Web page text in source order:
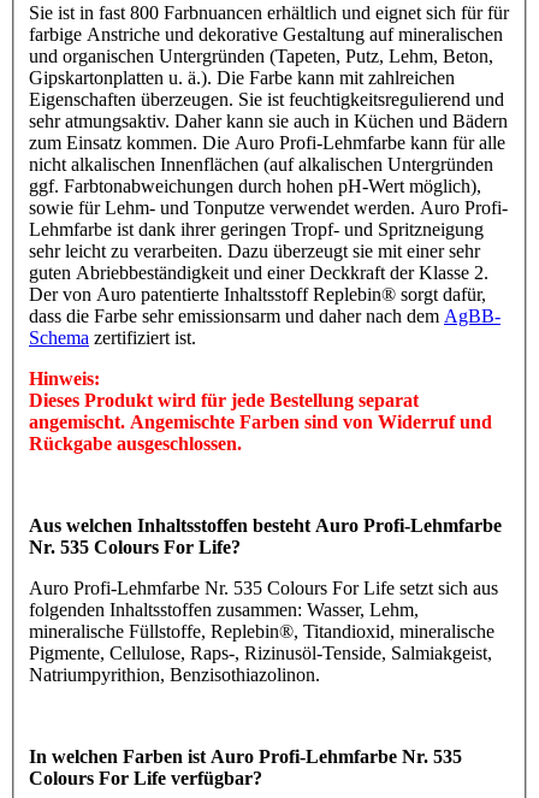
Sie ist in fast 800 Farbnuancen erhältlich und eignet sich für für
farbige Anstriche und dekorative Gestaltung auf mineralischen
und organischen Untergründen (Tapeten, Putz, Lehm, Beton,
Gipskartonplatten u. ä.). Die Farbe kann mit zahlreichen
Eigenschaften überzeugen. Sie ist feuchtigkeitsregulierend und
sehr atmungsaktiv. Daher kann sie auch in Küchen und Bädern
zum Einsatz kommen. Die Auro Profi-Lehmfarbe kann für alle
nicht alkalischen Innenflächen (auf alkalischen Untergründen
ggf. Farbtonabweichungen durch hohen pH-Wert möglich),
sowie für Lehm- und Tonputze verwendet werden. Auro Profi-
Lehmfarbe ist dank ihrer geringen Tropf- und Spritzneigung
sehr leicht zu verarbeiten. Dazu überzeugt sie mit einer sehr
guten Abriebbeständigkeit und einer Deckkraft der Klasse 2.
Der von Auro patentierte Inhaltsstoff Replebin® sorgt dafür,
dass die Farbe sehr emissionsarm und daher nach dem AgBB-
Schema zertifiziert ist.
Hinweis:
Dieses Produkt wird für jede Bestellung separat
angemischt. Angemischte Farben sind von Widerruf und
Rückgabe ausgeschlossen.
Aus welchen Inhaltsstoffen besteht Auro Profi-Lehmfarbe
Nr. 535 Colours For Life?
Auro Profi-Lehmfarbe Nr. 535 Colours For Life setzt sich aus
folgenden Inhaltsstoffen zusammen: Wasser, Lehm,
mineralische Füllstoffe, Replebin®, Titandioxid, mineralische
Pigmente, Cellulose, Raps-, Rizinusöl-Tenside, Salmiakgeist,
Natriumpyrithion, Benzisothiazolinon.
In welchen Farben ist Auro Profi-Lehmfarbe Nr. 535
Colours For Life verfügbar?